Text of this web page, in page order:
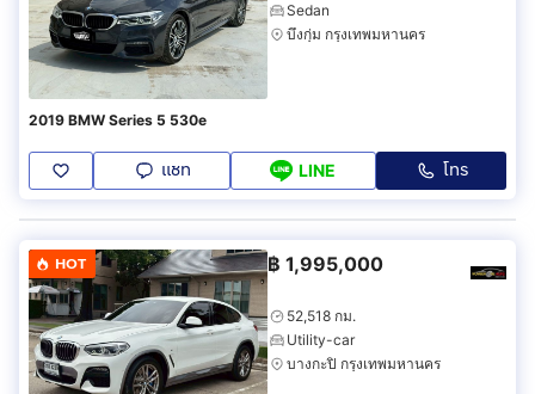
Sedan
บึงกุ่ม กรุงเทพมหานคร
2019 BMW Series 5 530e
แชท LINE โทร
HOT ฿ 1,995,000
52,518 กม.
Utility-car
บางกะปิ กรุงเทพมหานคร